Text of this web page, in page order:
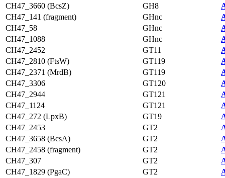
CH47_3660 (BcsZ) GH8
CH47_141 (fragment)
GHnc
CH47_58
GHnc
CH47_1088
GHnc
CH47_2452
GT11
CH47_2810 (FtsW)
GT119
CH47_2371 (MrdB)
GT119
CH47_3306
GT120
CH47_2944
GT121
CH47_1124
GT121
CH47_272 (LpxB)
GT19
CH47_2453
GT2
CH47_3658 (BcsA)
GT2
CH47_2458 (fragment)
GT2
CH47_307
GT2
CH47_1829 (PgaC)
GT2